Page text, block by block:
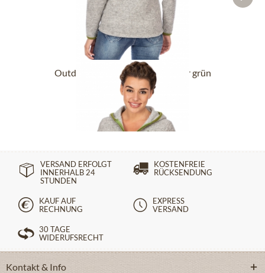
Outdoorjacke SCHEIDEGG silber grün
109,90 €
VERSAND ERFOLGT
INNERHALB 24
STUNDEN
KOSTENFREIE
RÜCKSENDUNG
KAUF AUF
RECHNUNG
EXPRESS
VERSAND
30 TAGE
WIDERUFSRECHT
Kontakt & Info